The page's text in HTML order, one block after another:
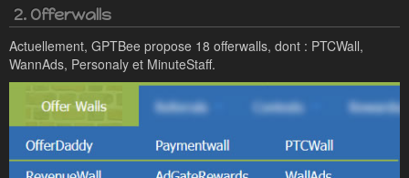
2. Offerwalls
Actuellement, GPTBee propose 18 offerwalls, dont : PTCWall,
WannAds, Personaly et MinuteStaff.